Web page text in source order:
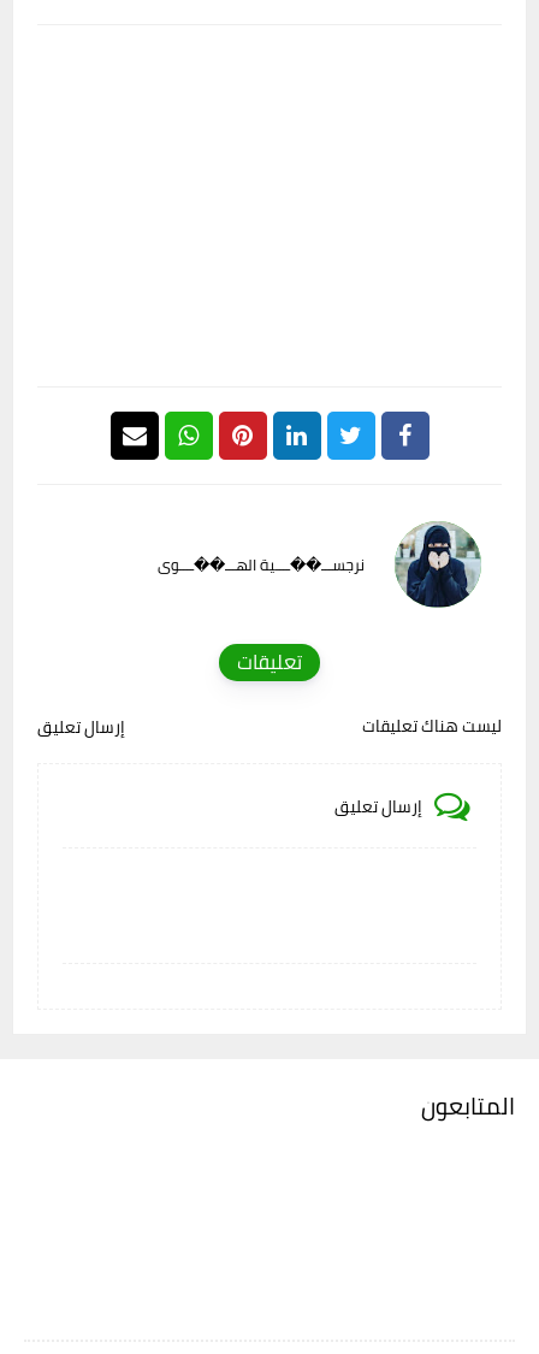
نرجســـ��ــــية الهـــ��ــــوى
تعليقات
ليست هناك تعليقات إرسال تعليق
إرسال تعليق
المتابعون